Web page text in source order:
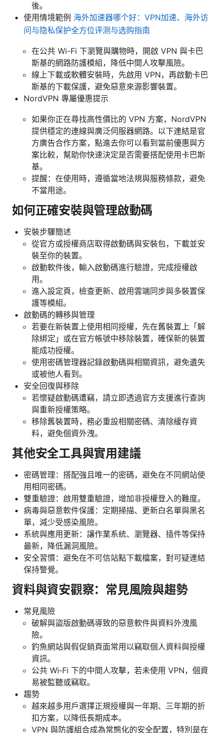
後。
使用情境範例 海外加速器哪个好：VPN加速、海外访
问与隐私保护全方位评测与选购指南
在公共 Wi-Fi 下瀏覽與購物時，開啟 VPN 與卡巴
斯基的網路防護模組，降低中間人攻擊風險。
線上下載或軟體安裝時，先啟用 VPN，再啟動卡巴
斯基的下載保護，避免惡意來源影響裝置。
NordVPN 專屬優惠提示
如果你正在尋找高性價比的 VPN 方案，NordVPN
提供穩定的連線與廣泛伺服器網路。以下連結是官
方廣告合作方案，點進去你可以看到當前優惠與方
案比較，幫助你快速決定是否需要搭配使用卡巴斯
基。
提醒：在使用時，遵循當地法規與服務條款，避免
不當用途。
如何正確安裝與管理啟動碼
安裝步驟簡述
從官方或授權商店取得啟動碼與安裝包，下載並安
裝至你的裝置。
啟動軟件後，輸入啟動碼進行驗證，完成授權啟
用。
進入設定頁，檢查更新、啟用雲端同步與多裝置保
護等模組。
啟動碼的轉移與管理
若要在新裝置上使用相同授權，先在舊裝置上「解
除綁定」或在官方帳號中移除裝置，確保新的裝置
能成功授權。
使用密碼管理器記錄啟動碼與相關資訊，避免遺失
或被他人看到。
安全回復與移除
若懷疑啟動碼遭竊，請立即透過官方支援進行查詢
與重新授權策略。
移除舊裝置時，務必重設相關密碼、清除緩存資
料，避免個資外洩。
其他安全工具與實用建議
密碼管理：搭配強且唯一的密碼，避免在不同網站使
用相同密碼。
雙重驗證：啟用雙重驗證，增加非授權登入的難度。
病毒與惡意軟件保護：定期掃描、更新白名單與黑名
單，減少受感染風險。
系統與應用更新：讓作業系統、瀏覽器、插件等保持
最新，降低漏洞風險。
安全習慣：避免在不可信站點下載檔案，對可疑連結
保持警覺。
資料與資安觀察：常見風險與趨勢
常見風險
破解與盜版啟動碼導致的惡意軟件與資料外洩風
險。
釣魚網站與假促銷頁面常用以竊取個人資料與授權
資訊。
公共 Wi‑Fi 下的中間人攻擊，若未使用 VPN，個資
易被監聽或竊取。
趨勢
越來越多用戶選擇正規授權與一年期、三年期的折
扣方案，以降低長期成本。
VPN 與防護組合成為常態化的安全配置，特別是在